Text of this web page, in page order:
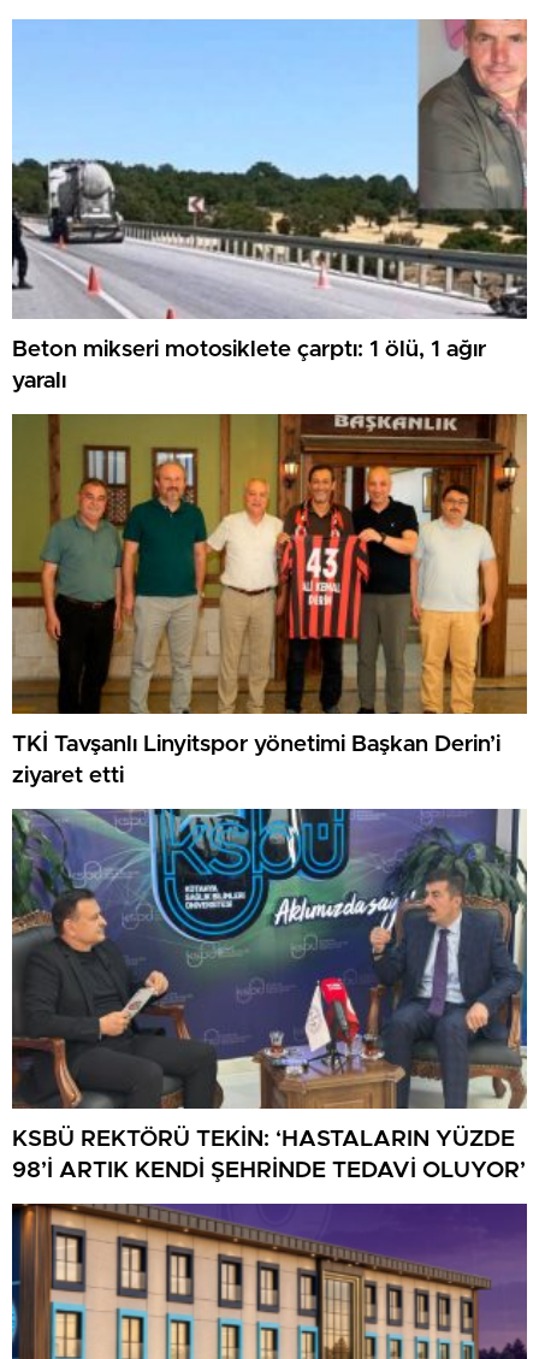
Beton mikseri motosiklete çarptı: 1 ölü, 1 ağır
yaralı
TKİ Tavşanlı Linyitspor yönetimi Başkan Derin’i
ziyaret etti
KSBÜ REKTÖRÜ TEKİN: ‘HASTALARIN YÜZDE
98’İ ARTIK KENDİ ŞEHRİNDE TEDAVİ OLUYOR’